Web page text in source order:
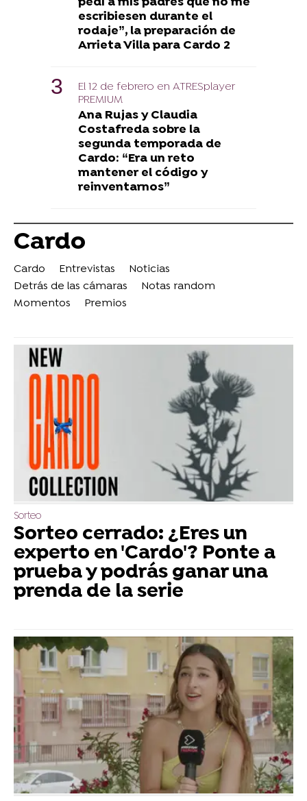
escribiesen durante el
rodaje”, la preparación de
Arrieta Villa para Cardo 2
El 12 de febrero en ATRESplayer
PREMIUM
Ana Rujas y Claudia
Costafreda sobre la
segunda temporada de
Cardo: “Era un reto
mantener el código y
reinventarnos”
Cardo
Cardo Entrevistas
Noticias
Detrás de las cámaras
Notas random
Momentos
Premios
Sorteo
Sorteo cerrado: ¿Eres un
experto en 'Cardo'? Ponte a
prueba y podrás ganar una
prenda de la serie